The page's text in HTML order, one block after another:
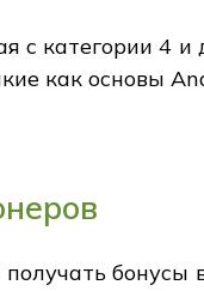
с категории 4
как основы
бонусы